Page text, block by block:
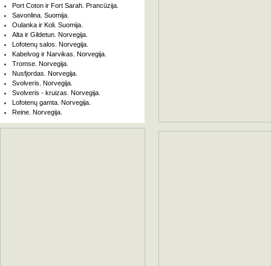
Port Coton ir Fort Sarah. Prancūzija.
Savonlina. Suomija.
Oulanka ir Koli. Suomija.
Alta ir Gildetun. Norvegija.
Lofotenų salos. Norvegija.
Kabelvog ir Narvikas. Norvegija.
Tromse. Norvegija.
Nusfjordas. Norvegija.
Svolveris. Norvegija.
Svolveris - kruizas. Norvegija.
Lofotenų gamta. Norvegija.
Reine. Norvegija.